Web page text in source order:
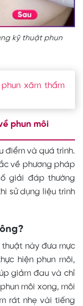
kỹ thuật phun
phun xăm thẩm
phun môi
điểm và quá trình.
về phương pháp
giải đáp thường
sử dụng liệu trình
thuật này đưa mực
hiện phun môi,
giảm đau và chỉ
môi xong, môi
rát nhẹ vài tiếng